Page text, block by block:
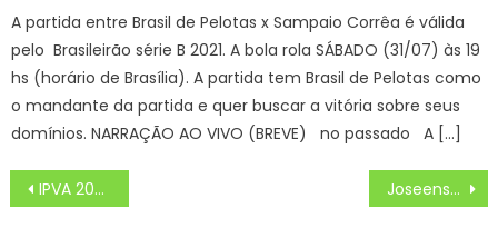
A partida entre Brasil de Pelotas x Sampaio Corrêa é válida
pelo Brasileirão série B 2021. A bola rola SÁBADO (31/07) às 19
hs (horário de Brasília). A partida tem Brasil de Pelotas como
o mandante da partida e quer buscar a vitória sobre seus
domínios. NARRAÇÃO AO VIVO (BREVE) no passado A […]
Navegação
de
IPVA 2024 poderá ser pago com Pix; novo portal garante segurança para contribuintes – Portal do Governo de Mato Grosso do Sul Joseenses são campeões com a Seleção Paulista de Handebol